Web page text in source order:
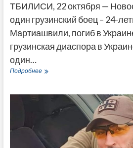
ТБИЛИСИ, 22 октября —
один грузинский боец – 24-
Мартиашвили, погиб в
грузинская диаспора в
один…
ПодробнееВторой
грузинский
боец
Украине